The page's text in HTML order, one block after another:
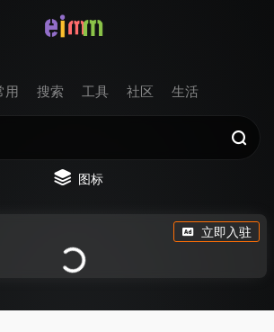
用 搜索 工具 社区 生活
图标
立即入驻